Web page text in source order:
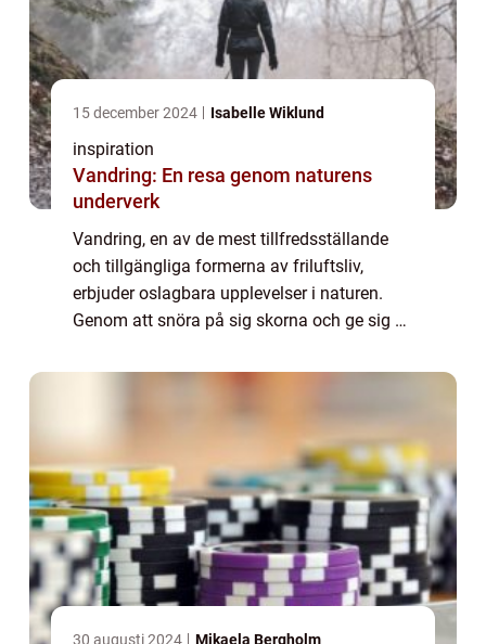
15 december 2024 Isabelle Wiklund
inspiration
Vandring: En resa genom naturens
underverk
Vandring, en av de mest tillfredsställande
och tillgängliga formerna av friluftsliv,
erbjuder oslagbara upplevelser i naturen.
Genom att snöra på sig skorna och ge sig ut
30 augusti 2024 Mikaela Bergholm